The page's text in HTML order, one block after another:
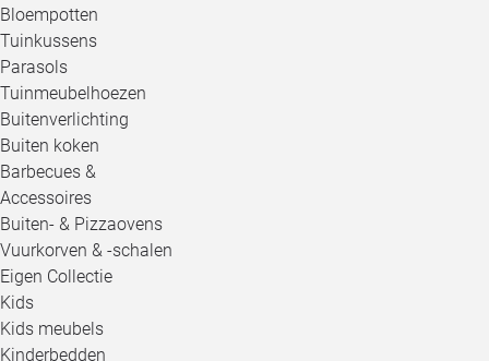
Bloempotten
Tuinkussens
Parasols
Tuinmeubelhoezen
Buitenverlichting
Buiten koken
Barbecues &
Accessoires
Buiten- & Pizzaovens
Vuurkorven & -schalen
Eigen Collectie
Kids
Kids meubels
Kinderbedden